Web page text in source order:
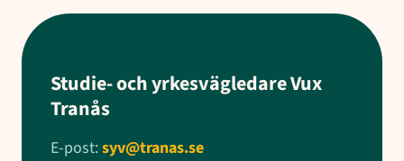
Studie- och yrkesvägledare Vux
Tranås
E-post:syv@tranas.se